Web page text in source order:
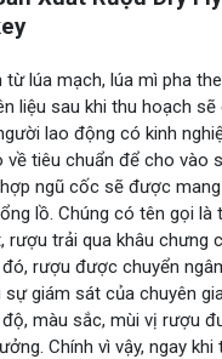
lúa mạch, lúa mì pha
liệu sau khi thu hoạch
lao động có kinh
tiêu chuẩn để cho vào
ngũ cốc sẽ được
lồ. Chúng có tên gọi là
rượu trải qua khâu chưng
rượu được chuyển
giám sát của chuyên
màu sắc, mùi vị rượu
Chính vì vậy, ngay khi